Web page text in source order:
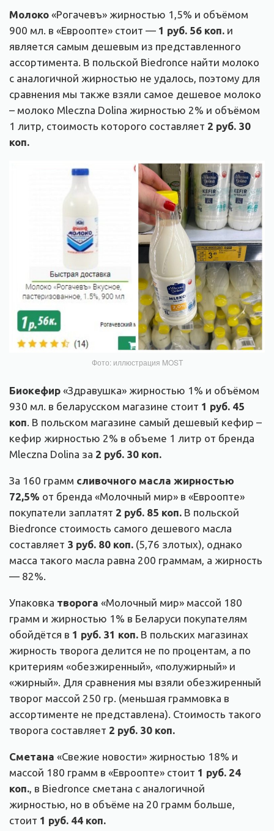
Молоко «Рогачевъ» жирностью 1,5% и объёмом
900 мл. в «Евроопте» стоит — 1 руб. 56 коп. и
является самым дешевым из представленного
ассортимента. В польской Biedronce найти молоко
с аналогичной жирностью не удалось, поэтому для
сравнения мы также взяли самое дешевое молоко
– молоко Mleczna Dolina жирностью 2% и объёмом
1 литр, стоимость которого составляет 2 руб. 30
коп.
Фото: иллюстрация MOST
Биокефир «Здравушка» жирностью 1% и объёмом
930 мл. в беларусском магазине стоит 1 руб. 45
коп. В польском магазине самый дешевый кефир –
кефир жирностью 2% в объеме 1 литр от бренда
Mleczna Dolina за 2 руб. 30 коп.
За 160 грамм сливочного масла жирностью
72,5% от бренда «Молочный мир» в «Евроопте»
покупатели заплатят 2 руб. 85 коп. В польской
Biedronсе стоимость самого дешевого масла
составляет 3 руб. 80 коп. (5,76 злотых), однако
масса такого масла равна 200 граммам, а жирность
— 82%.
Упаковка творога «Молочный мир» массой 180
грамм и жирностью 1% в Беларуси покупателям
обойдётся в 1 руб. 31 коп. В польских магазинах
жирность творога делится не по процентам, а по
критериям «обезжиренный», «полужирный» и
«жирный». Для сравнения мы взяли обезжиренный
творог массой 250 гр. (меньшая граммовка в
ассортименте не представлена). Стоимость такого
творога составляет 2 руб. 30 коп.
Сметана «Свежие новости» жирностью 18% и
массой 180 грамм в «Евроопте» стоит 1 руб. 24
коп., в Biedronce сметана с аналогичной
жирностью, но в объёме на 20 грамм больше,
стоит 1 руб. 44 коп.